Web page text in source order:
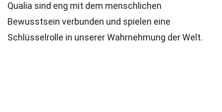
Qualia sind eng mit dem menschlichen
Bewusstsein verbunden und spielen eine
Schlüsselrolle in unserer Wahrnehmung der Welt.